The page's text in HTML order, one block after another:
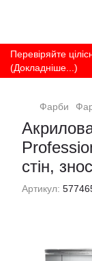
Перевіряйте
(Докладніше...)
Фарби
стін,
Артикул: